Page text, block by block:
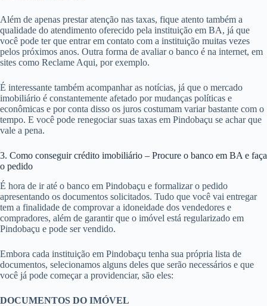
Além de apenas prestar atenção nas taxas, fique atento também a
qualidade do atendimento oferecido pela instituição em BA, já que
você pode ter que entrar em contato com a instituição muitas vezes
pelos próximos anos. Outra forma de avaliar o banco é na internet, em
sites como Reclame Aqui, por exemplo.
É interessante também acompanhar as notícias, já que o mercado
imobiliário é constantemente afetado por mudanças políticas e
econômicas e por conta disso os juros costumam variar bastante com o
tempo. E você pode renegociar suas taxas em Pindobaçu se achar que
vale a pena.
3. Como conseguir crédito imobiliário – Procure o banco em BA e faça
o pedido
É hora de ir até o banco em Pindobaçu e formalizar o pedido
apresentando os documentos solicitados. Tudo que você vai entregar
tem a finalidade de comprovar a idoneidade dos vendedores e
compradores, além de garantir que o imóvel está regularizado em
Pindobaçu e pode ser vendido.
Embora cada instituição em Pindobaçu tenha sua própria lista de
documentos, selecionamos alguns deles que serão necessários e que
você já pode começar a providenciar, são eles:
DOCUMENTOS DO IMÓVEL